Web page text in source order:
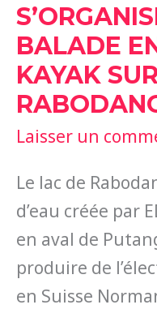
BALADE
KAYAK
Laisser un
Le lac de
d’eau créée par
en aval de
produire de
en Suisse